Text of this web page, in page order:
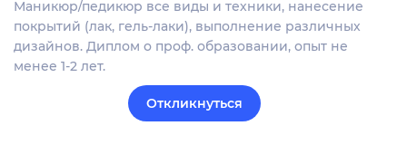
Маникюр/педикюр все виды и техники, нанесение
покрытий (лак, гель-лаки), выполнение различных
дизайнов. Диплом о проф. образовании, опыт не
менее 1-2 лет.
Откликнуться